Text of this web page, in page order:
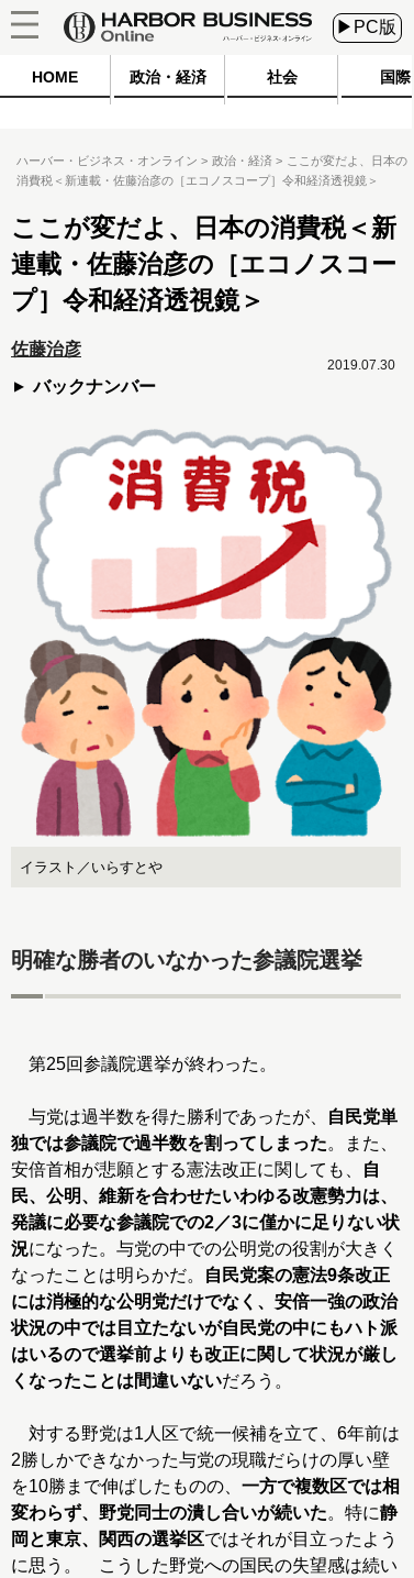
▶PC版
HOME 政治・経済 社会 国際
ハーバー・ビジネス・オンライン 政治・経済
ここが変だよ、日本の
消費税＜新連載・佐藤治彦の［エコノスコープ］令和経済透視鏡＞
ここが変だよ、日本の消費税＜新
連載・佐藤治彦の［エコノスコー
プ］令和経済透視鏡＞
佐藤治彦
バックナンバー
2019.07.30
イラスト／いらすとや
明確な勝者のいなかった参議院選挙
第25回参議院選挙が終わった。
与党は過半数を得た勝利であったが、
自民党単
独では参議院で過半数を割ってしまった。また、
安倍首相が悲願とする憲法改正に関しても、
自
民、公明、維新を合わせたいわゆる改憲勢力は、
発議に必要な参議院での2／3に僅かに足りない状
況になった。与党の中での公明党の役割が大きく
なったことは明らかだ。
自民党案の憲法9条改正
には消極的な公明党だけでなく、安倍一強の政治
状況の中では目立たないが自民党の中にもハト派
はいるので選挙前よりも改正に関して状況が厳し
くなったことは間違いないだろう。
対する野党は1人区で統一候補を立て、6年前は
2勝しかできなかった与党の現職だらけの厚い壁
を10勝まで伸ばしたものの、 一方で複数区では相
変わらず、野党同士の潰し合いが続いた。特に静
岡と東京、関西の選挙区ではそれが目立ったよう
に思う。 こうした野党への国民の失望感は続い